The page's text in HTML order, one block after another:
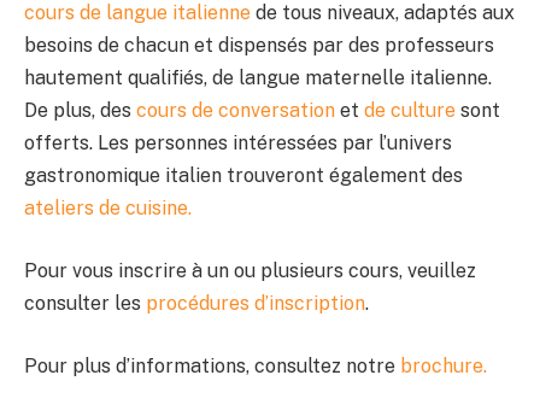
cours de langue italienne de tous niveaux, adaptés aux
besoins de chacun et dispensés par des professeurs
hautement qualifiés, de langue maternelle italienne.
De plus, des cours de conversation et de culture sont
offerts. Les personnes intéressées par l’univers
gastronomique italien trouveront également des
ateliers de cuisine.
Pour vous inscrire à un ou plusieurs cours, veuillez
consulter les procédures d’inscription.
Pour plus d’informations, consultez notre brochure.